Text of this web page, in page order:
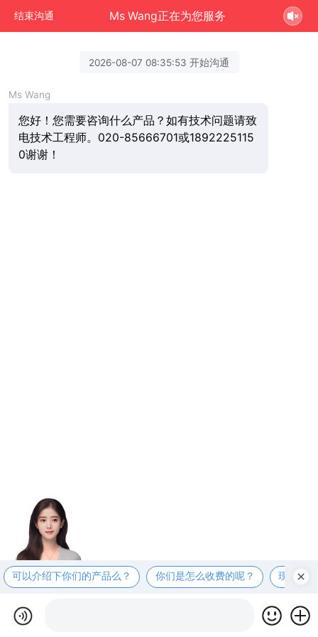
结束沟通 Ms Wang正在为您服务
2026-08-07 08:35:53 开始沟通
Ms Wang
您好！您需要咨询什么产品？如有技术问题请致
电技术工程师。020-85666701或1892225115
0谢谢！
可以介绍下你们的产品么？ 你们是怎么收费的呢？ 现在有